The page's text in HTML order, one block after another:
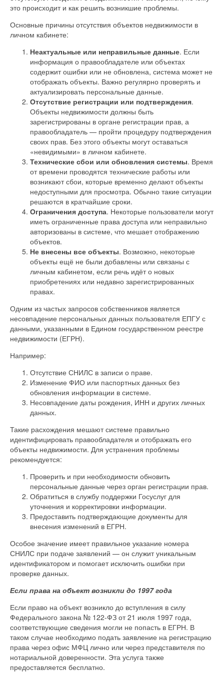
это происходит и как решить возникшие проблемы.
Основные причины отсутствия объектов недвижимости в
личном кабинете:
Неактуальные или неправильные данные. Если
информация о правообладателе или объектах
содержит ошибки или не обновлена, система может не
отображать объекты. Важно регулярно проверять и
актуализировать персональные данные.
Отсутствие регистрации или подтверждения.
Объекты недвижимости должны быть
зарегистрированы в органе регистрации прав, а
правообладатель — пройти процедуру подтверждения
своих прав. Без этого объекты могут оставаться
«невидимыми» в личном кабинете.
Технические сбои или обновления системы. Время
от времени проводятся технические работы или
возникают сбои, которые временно делают объекты
недоступными для просмотра. Обычно такие ситуации
решаются в кратчайшие сроки.
Ограничения доступа. Некоторые пользователи могут
иметь ограниченные права доступа или неправильно
авторизованы в системе, что мешает отображению
объектов.
Не внесены все объекты. Возможно, некоторые
объекты ещё не были добавлены или связаны с
личным кабинетом, если речь идёт о новых
приобретениях или недавно зарегистрированных
правах.
Одним из частых запросов собственников является
несовпадение персональных данных пользователя ЕПГУ с
данными, указанными в Едином государственном реестре
недвижимости (ЕГРН).
Например:
Отсутствие СНИЛС в записи о праве.
Изменение ФИО или паспортных данных без
обновления информации в системе.
Несовпадение даты рождения, ИНН и других личных
данных.
Такие расхождения мешают системе правильно
идентифицировать правообладателя и отображать его
объекты недвижимости. Для устранения проблемы
рекомендуется:
Проверить и при необходимости обновить
персональные данные через орган регистрации прав.
Обратиться в службу поддержки Госуслуг для
уточнения и корректировки информации.
Предоставить подтверждающие документы для
внесения изменений в ЕГРН.
Особое значение имеет правильное указание номера
СНИЛС при подаче заявлений — он служит уникальным
идентификатором и помогает исключить ошибки при
проверке данных.
Если права на объект возникли до 1997 года
Если право на объект возникло до вступления в силу
Федерального закона № 122-ФЗ от 21 июля 1997 года,
соответствующие сведения могли не попасть в ЕГРН. В
таком случае необходимо подать заявление на регистрацию
права через офис МФЦ лично или через представителя по
нотариальной доверенности. Эта услуга также
предоставляется бесплатно.